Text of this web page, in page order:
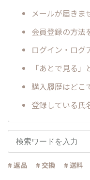
メールが届きま
会員登録の方法
ログイン・ログ
「あとで見る
購入履歴はどこ
登録している氏
# 返品 # 交換 # 送料